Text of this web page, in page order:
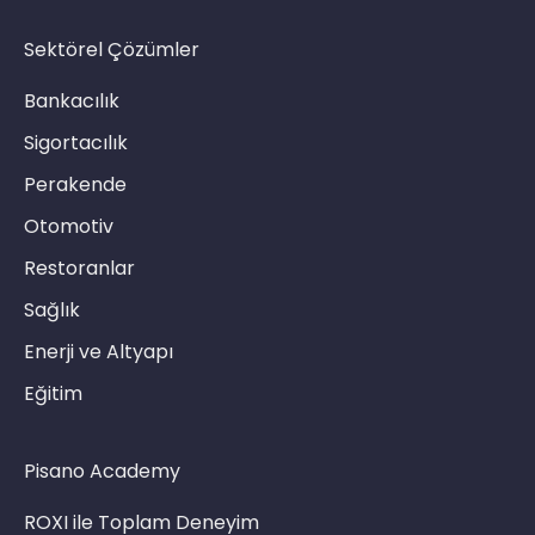
Sektörel Çözümler
Bankacılık
Sigortacılık
Perakende
Otomotiv
Restoranlar
Sağlık
Enerji ve Altyapı
Eğitim
Pisano Academy
ROXI ile Toplam Deneyim